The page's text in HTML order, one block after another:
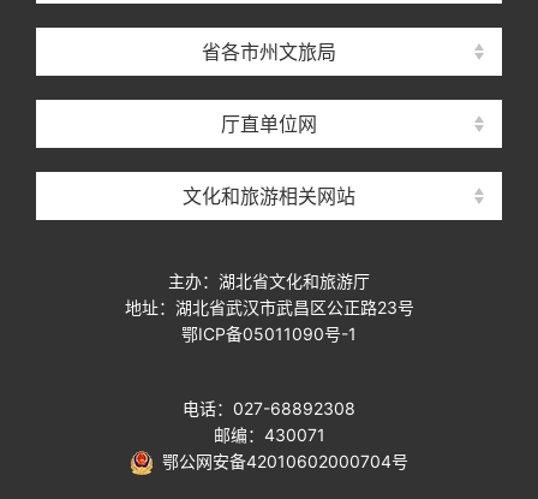
省各市州文旅局
厅直单位网
文化和旅游相关网站
主办：湖北省文化和旅游厅
地址：湖北省武汉市武昌区公正路23号
鄂ICP备05011090号-1
电话：027-68892308
邮编：430071
鄂公网安备42010602000704号